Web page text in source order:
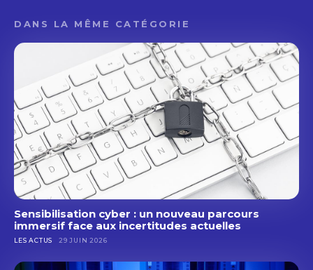
DANS LA MÊME CATÉGORIE
Sensibilisation cyber : un nouveau parcours
immersif face aux incertitudes actuelles
LES ACTUS 29 JUIN 2026